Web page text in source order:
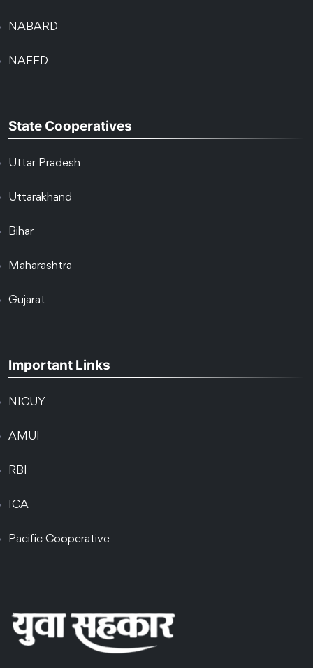
NABARD
NAFED
State Cooperatives
Uttar Pradesh
Uttarakhand
Bihar
Maharashtra
Gujarat
Important Links
NICUY
AMUI
RBI
ICA
Pacific Cooperative